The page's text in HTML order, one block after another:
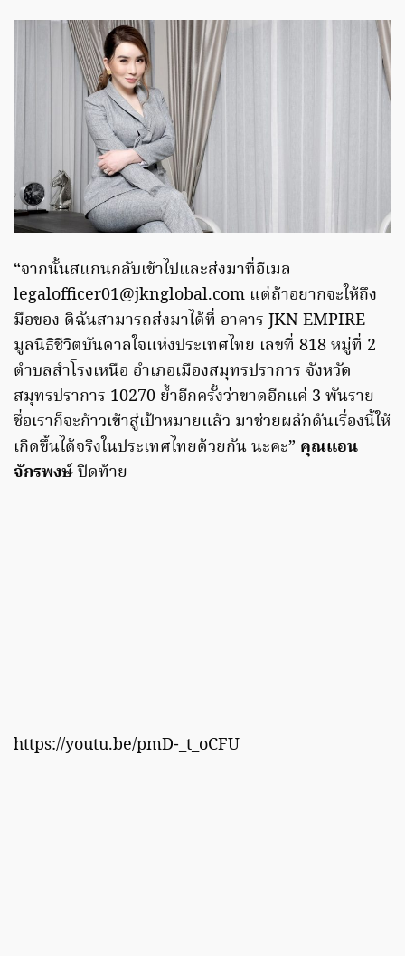
“จากนั้นสแกนกลับเข้าไปและส่งมาที่อีเมล
legalofficer01@jknglobal.com แต่ถ้าอยากจะให้ถึง
มือของ ดิฉันสามารถส่งมาได้ที่ อาคาร JKN EMPIRE
มูลนิธิชีวิตบันดาลใจแห่งประเทศไทย เลขที่ 818 หมู่ที่ 2
ตำบลสำโรงเหนือ อำเภอเมืองสมุทรปราการ จังหวัด
สมุทรปราการ 10270 ย้ำอีกครั้งว่าขาดอีกแค่ 3 พันราย
ชื่อเราก็จะก้าวเข้าสู่เป้าหมายแล้ว มาช่วยผลักดันเรื่องนี้ให้
เกิดขึ้นได้จริงในประเทศไทยด้วยกัน นะคะ” คุณแอน
จักรพงษ์ปิดท้าย
https://youtu.be/pmD-_t_oCFU